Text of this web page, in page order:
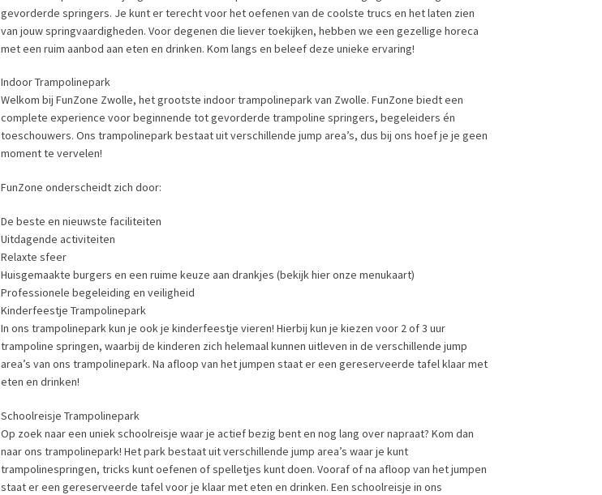
gevorderde springers. Je kunt er terecht voor het oefenen van de coolste trucs en het laten zien
van jouw springvaardigheden. Voor degenen die liever toekijken, hebben we een gezellige horeca
met een ruim aanbod aan eten en drinken. Kom langs en beleef deze unieke ervaring!
Indoor Trampolinepark
Welkom bij FunZone Zwolle, het grootste indoor trampolinepark van Zwolle. FunZone biedt een
complete experience voor beginnende tot gevorderde trampoline springers, begeleiders én
toeschouwers. Ons trampolinepark bestaat uit verschillende jump area’s, dus bij ons hoef je je geen
moment te vervelen!
FunZone onderscheidt zich door:
De beste en nieuwste faciliteiten
Uitdagende activiteiten
Relaxte sfeer
Huisgemaakte burgers en een ruime keuze aan drankjes (bekijk hier onze menukaart)
Professionele begeleiding en veiligheid
Kinderfeestje Trampolinepark
In ons trampolinepark kun je ook je kinderfeestje vieren! Hierbij kun je kiezen voor 2 of 3 uur
trampoline springen, waarbij de kinderen zich helemaal kunnen uitleven in de verschillende jump
area’s van ons trampolinepark. Na afloop van het jumpen staat er een gereserveerde tafel klaar met
eten en drinken!
Schoolreisje Trampolinepark
Op zoek naar een uniek schoolreisje waar je actief bezig bent en nog lang over napraat? Kom dan
naar ons trampolinepark! Het park bestaat uit verschillende jump area’s waar je kunt
trampolinespringen, tricks kunt oefenen of spelletjes kunt doen. Vooraf of na afloop van het jumpen
staat er een gereserveerde tafel voor je klaar met eten en drinken. Een schoolreisje in ons